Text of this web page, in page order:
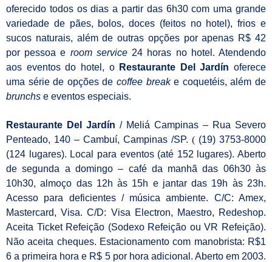
oferecido todos os dias a partir das 6h30 com uma grande
variedade de pães, bolos, doces (feitos no hotel), frios e
sucos naturais, além de outras opções por apenas R$ 42
por pessoae room service24 horas no hotel.Atendendo
aos eventos do hotel, o Restaurante Del Jardín oferece
uma série de opções de coffee breake coquetéis, além de
brunchs e eventos especiais.
Restaurante Del Jardín / Meliá Campinas – Rua Severo
Penteado, 140 – Cambuí, Campinas /SP. ( (19) 3753-8000
(124 lugares). Local para eventos (até 152 lugares). Aberto
de segunda a domingo – café da manhã das 06h30 às
10h30, almoço das 12h às 15h e jantar das 19h às 23h.
Acesso para deficientes / música ambiente. C/C: Amex,
Mastercard, Visa. C/D: Visa Electron, Maestro, Redeshop.
Aceita Ticket Refeição (Sodexo Refeição ou VR Refeição).
Não aceita cheques. Estacionamento com manobrista: R$1
6 a primeira hora e R$ 5 por hora adicional. Aberto em 2003.